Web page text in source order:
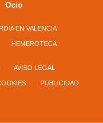
Ocio
EN VALENCIA
HEMEROTECA
AVISO LEGAL
PUBLICIDAD